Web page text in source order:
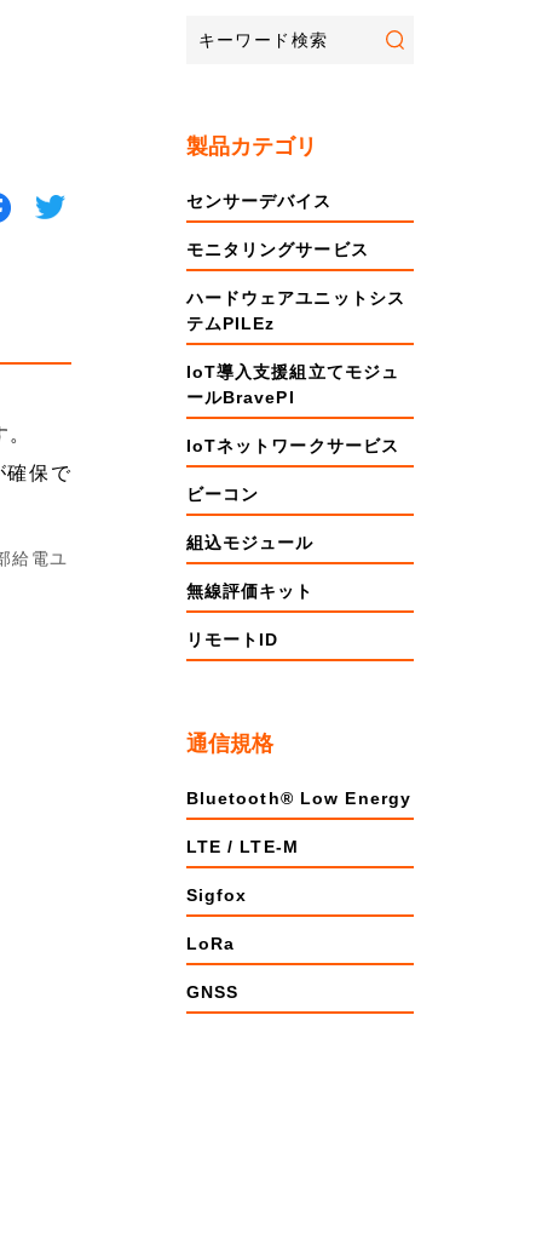
確保で
給電ユ
製品カテゴリ
センサーデバイス
モニタリングサービス
ハードウェアユニットシス
テムPILEz
IoT導入支援組立てモジュ
ールBravePI
IoTネットワークサービス
ビーコン
組込モジュール
無線評価キット
リモートID
通信規格
Bluetooth® Low Energy
LTE / LTE-M
Sigfox
LoRa
GNSS